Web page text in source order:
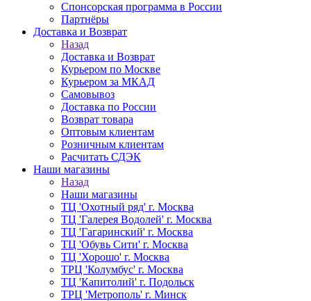
Спонсорская программа в России
Партнёры
Доставка и Возврат
Назад
Доставка и Возврат
Курьером по Москве
Курьером за МКАД
Самовывоз
Доставка по России
Возврат товара
Оптовым клиентам
Розничным клиентам
Расчитать СДЭК
Наши магазины
Назад
Наши магазины
ТЦ 'Охотный ряд' г. Москва
ТЦ 'Галерея Водолей' г. Москва
ТЦ 'Гагаринский' г. Москва
ТЦ 'Обувь Сити' г. Москва
ТЦ 'Хорошо' г. Москва
ТРЦ 'Колумбус' г. Москва
ТЦ 'Капитолий' г. Подольск
ТРЦ 'Метрополь' г. Минск